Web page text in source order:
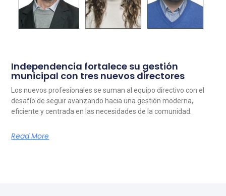
Independencia fortalece su gestión
municipal con tres nuevos directores
Los nuevos profesionales se suman al equipo directivo con el
desafío de seguir avanzando hacia una gestión moderna,
eficiente y centrada en las necesidades de la comunidad.
Read More